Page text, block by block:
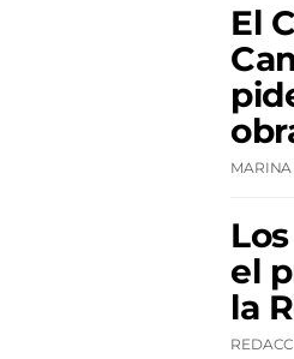
El
MARINA
el
la